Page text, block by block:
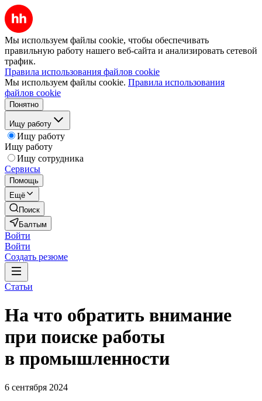
Мы используем файлы cookie, чтобы обеспечивать
правильную работу нашего веб-сайта и анализировать сетевой
трафик.
Правила использования файлов cookie
Мы используем файлы cookie. Правила использования
файлов cookie
Понятно
Ищу работу
Ищу работу
Ищу работу
Ищу сотрудника
Сервисы
Помощь
Ещё
Поиск
Балтым
Войти
Войти
Создать резюме
Статьи
На что обратить внимание
при поиске работы
в промышленности
6 сентября 2024